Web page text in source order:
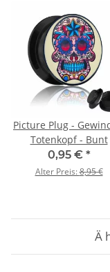
Picture Plug -
Totenkopf - Bunt
0,95 € *
Alter Preis:8,95 €